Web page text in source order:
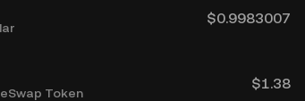
$0.9983007
Token
$1.38